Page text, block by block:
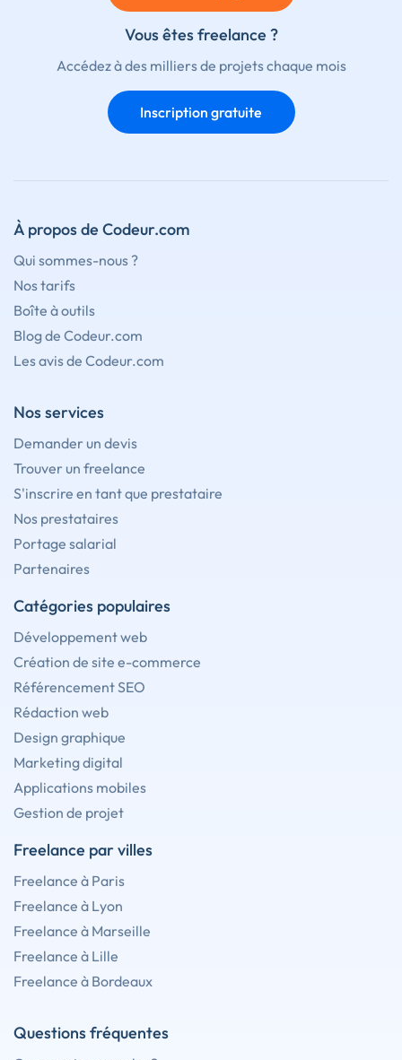
Vous êtes freelance ?
Accédez à des milliers de projets chaque mois
Inscription gratuite
À propos de Codeur.com
Qui sommes-nous ?
Nos tarifs
Boîte à outils
Blog de Codeur.com
Les avis de Codeur.com
Nos services
Demander un devis
Trouver un freelance
S'inscrire en tant que prestataire
Nos prestataires
Portage salarial
Partenaires
Catégories populaires
Développement web
Création de site e-commerce
Référencement SEO
Rédaction web
Design graphique
Marketing digital
Applications mobiles
Gestion de projet
Freelance par villes
Freelance à Paris
Freelance à Lyon
Freelance à Marseille
Freelance à Lille
Freelance à Bordeaux
Questions fréquentes